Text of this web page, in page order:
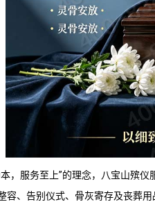
，服务至上”的理念， 八宝山殡仪
容、告别仪式、骨灰寄存及丧葬